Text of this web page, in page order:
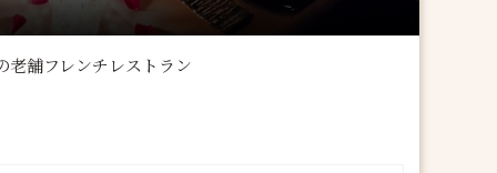
老舗フレンチレストラン